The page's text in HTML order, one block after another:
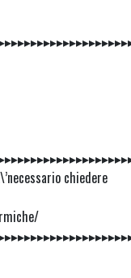
chiedere